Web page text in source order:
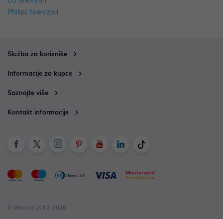
Philips televizori
Služba za korisnike
Informacije za kupce
Saznajte više
Kontakt informacije
© Mikronis 2012-2026